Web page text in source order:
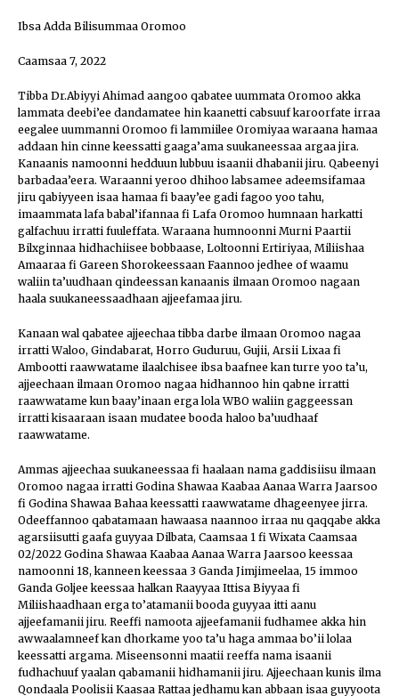
Ibsa Adda Bilisummaa Oromoo
Caamsaa 7, 2022
Tibba Dr.Abiyyi Ahimad aangoo qabatee uummata Oromoo akka
lammata deebi’ee dandamatee hin kaanetti cabsuuf karoorfate irraa
eegalee uummanni Oromoo fi lammiilee Oromiyaa waraana hamaa
addaan hin cinne keessatti gaaga’ama suukaneessaa argaa jira.
Kanaanis namoonni hedduun lubbuu isaanii dhabanii jiru. Qabeenyi
barbadaa’eera. Waraanni yeroo dhihoo labsamee adeemsifamaa
jiru qabiyyeen isaa hamaa fi baay’ee gadi fagoo yoo tahu,
imaammata lafa babal’ifannaa fi Lafa Oromoo humnaan harkatti
galfachuu irratti fuuleffata. Waraana humnoonni Murni Paartii
Bilxginnaa hidhachiisee bobbaase, Loltoonni Ertiriyaa, Miliishaa
Amaaraa fi Gareen Shorokeessaan Faannoo jedhee of waamu
waliin ta’uudhaan qindeessan kanaanis ilmaan Oromoo nagaan
haala suukaneessaadhaan ajjeefamaa jiru.
Kanaan wal qabatee ajjeechaa tibba darbe ilmaan Oromoo nagaa
irratti Waloo, Gindabarat, Horro Guduruu, Gujii, Arsii Lixaa fi
Ambootti raawwatame ilaalchisee ibsa baafnee kan turre yoo ta’u,
ajjeechaan ilmaan Oromoo nagaa hidhannoo hin qabne irratti
raawwatame kun baay’inaan erga lola WBO waliin gaggeessan
irratti kisaaraan isaan mudatee booda haloo ba’uudhaaf
raawwatame.
Ammas ajjeechaa suukaneessaa fi haalaan nama gaddisiisu ilmaan
Oromoo nagaa irratti Godina Shawaa Kaabaa Aanaa Warra Jaarsoo
fi Godina Shawaa Bahaa keessatti raawwatame dhageenyee jirra.
Odeeffannoo qabatamaan hawaasa naannoo irraa nu qaqqabe akka
agarsiisutti gaafa guyyaa Dilbata, Caamsaa 1 fi Wixata Caamsaa
02/2022 Godina Shawaa Kaabaa Aanaa Warra Jaarsoo keessaa
namoonni 18, kanneen keessaa 3 Ganda Jimjimeelaa, 15 immoo
Ganda Goljee keessaa halkan Raayyaa Ittisa Biyyaa fi
Miliishaadhaan erga to’atamanii booda guyyaa itti aanu
ajjeefamanii jiru. Reeffi namoota ajjeefamanii fudhamee akka hin
awwaalamneef kan dhorkame yoo ta’u haga ammaa bo’ii lolaa
keessatti argama. Miseensonni maatii reeffa nama isaanii
fudhachuuf yaalan qabamanii hidhamanii jiru. Ajjeechaan kunis ilma
Qondaala Poolisii Kaasaa Rattaa jedhamu kan abbaan isaa guyyoota